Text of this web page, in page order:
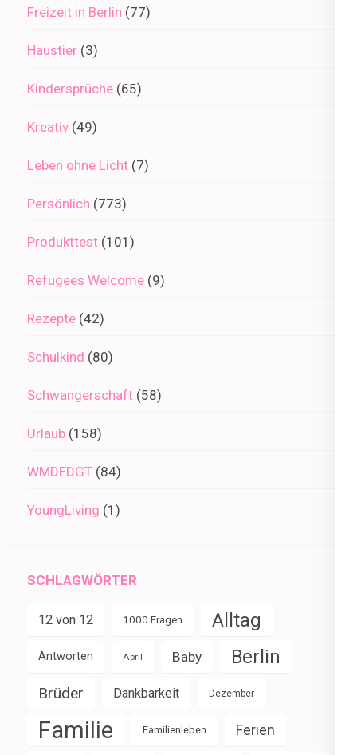
Freizeit in Berlin (77)
Haustier (3)
Kindersprüche (65)
Kreativ (49)
Leben ohne Licht (7)
Persönlich (773)
Produkttest (101)
Refugees Welcome (9)
Rezepte (42)
Schulkind (80)
Schwangerschaft (58)
Urlaub (158)
WMDEDGT (84)
YoungLiving (1)
SCHLAGWÖRTER
12 von 12 1000 Fragen Alltag
Antworten April Baby Berlin
Brüder Dankbarkeit Dezember
Familie Familienleben Ferien